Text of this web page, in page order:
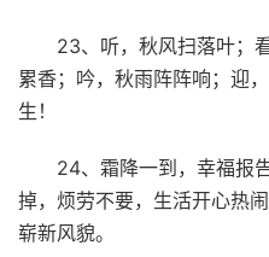
23、听，秋风扫落叶；
累香；吟，秋雨阵阵响；迎
生！
24、霜降一到，幸福报
掉，烦劳不要，生活开心热
崭新风貌。